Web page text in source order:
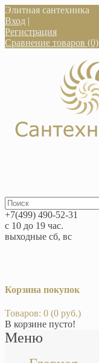
Элитная сантехника
Вход |
Регистрация
Сравнение товаров (0)
+7(499) 490-52-31
с 10 до 19 час.
выходные сб, вс
Корзина покупок
Товаров: 0 (0 руб.)
В корзине пусто!
Меню